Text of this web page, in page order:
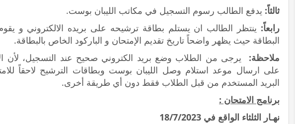
ثالثاً: يدفع الطالب رسوم التسجيل في مكاتب الليبان بوست.
رابعاً: ينتظر الطالب ان يستلم بطاقة ترشيحه على بريده الالكتروني و
البطاقة حيث يظهر واضحاً تاريخ تقديم الإمتحان و الباركود الخاص بالبطاقة.
ملاحظة: يرجى من الطلاب وضع بريد الكتروني صحيح عند التسجيل، لأن
على ارسال موعد استلام وصل الليبان بوست وبطاقات الترشيح لاحقاً
البريد المستخدم من قبل الطلاب فقط دون أي طريقة أخرى.
برنامج الامتحان :
نهـار الثلثاء الواقع في 18/7/2023